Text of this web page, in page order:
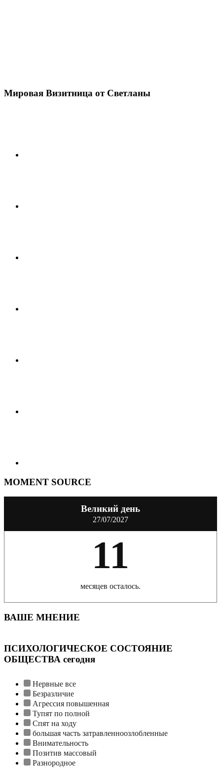
Мировая Визитница от Светланы
MOMENT SOURCE
Великий день
27/07/2027
11
месяцев осталось.
ВАШЕ МНЕНИЕ
ПСИХОЛОГИЧЕСКОЕ СОСТОЯНИЕ
ОБЩЕСТВА сегодня
Нервные все
Безразличие
Агрессия повышенная
Тупят по полной
Спят на ходу
большая часть затравленноозлобленные
Внимательность
Позитив массовый
Разнородное